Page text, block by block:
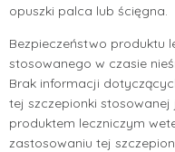
opuszki palca lub ścięgna.
Bezpieczeństwo produktu
stosowanego w czasie
Brak informacji
tej szczepionki stosowanej
produktem leczniczym
zastosowaniu tej